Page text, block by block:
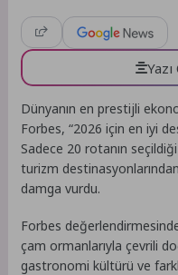
Dünyanın en prestijli
Forbes, “2026 için en iyi
Sadece 20 rotanın
turizm
damga vurdu.
Forbes
çam ormanlarıyla çevrili
gastronomi kültürü ve